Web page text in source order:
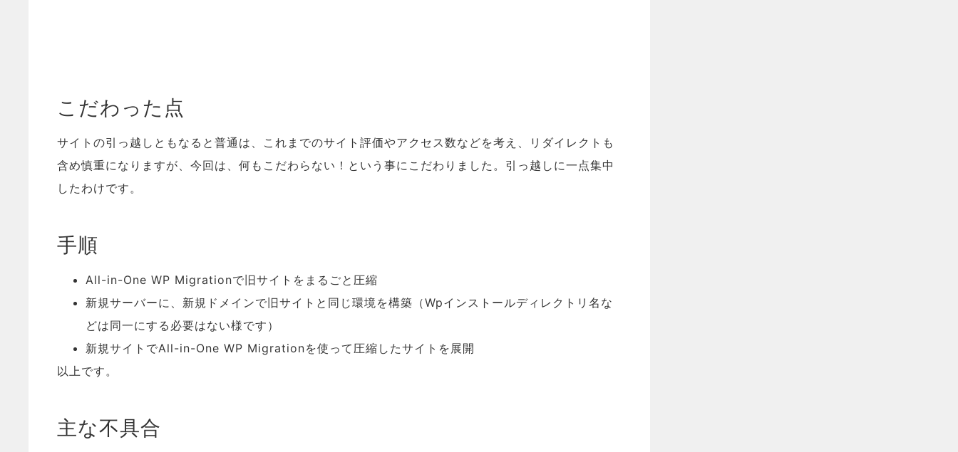
こだわった点
サイトの引っ越しともなると普通は、これまでのサイト評価やアクセス数などを考え、リダイレクトも
含め慎重になりますが、今回は、何もこだわらない！という事にこだわりました。引っ越しに一点集中
したわけです。
手順
All-in-One WP Migrationで旧サイトをまるごと圧縮
新規サーバーに、新規ドメインで旧サイトと同じ環境を構築（Wpインストールディレクトリ名な
どは同一にする必要はない様です）
新規サイトでAll-in-One WP Migrationを使って圧縮したサイトを展開
以上です。
主な不具合